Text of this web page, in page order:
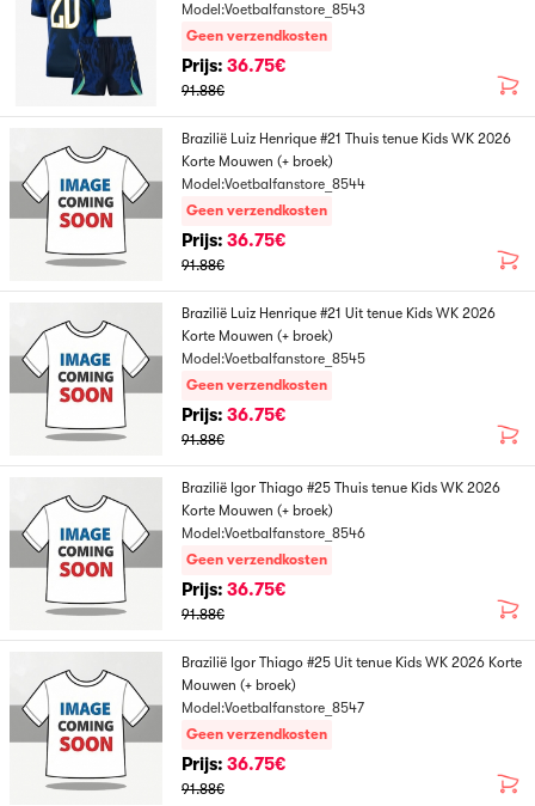
Model:Voetbalfanstore_8543
Geen verzendkosten
Prijs: 36.75€
91.88€
Brazilië Luiz Henrique #21 Thuis tenue Kids WK 2026
Korte Mouwen (+ broek)
Model:Voetbalfanstore_8544
Geen verzendkosten
Prijs: 36.75€
91.88€
Brazilië Luiz Henrique #21 Uit tenue Kids WK 2026
Korte Mouwen (+ broek)
Model:Voetbalfanstore_8545
Geen verzendkosten
Prijs: 36.75€
91.88€
Brazilië Igor Thiago #25 Thuis tenue Kids WK 2026
Korte Mouwen (+ broek)
Model:Voetbalfanstore_8546
Geen verzendkosten
Prijs: 36.75€
91.88€
Brazilië Igor Thiago #25 Uit tenue Kids WK 2026 Korte
Mouwen (+ broek)
Model:Voetbalfanstore_8547
Geen verzendkosten
Prijs: 36.75€
91.88€